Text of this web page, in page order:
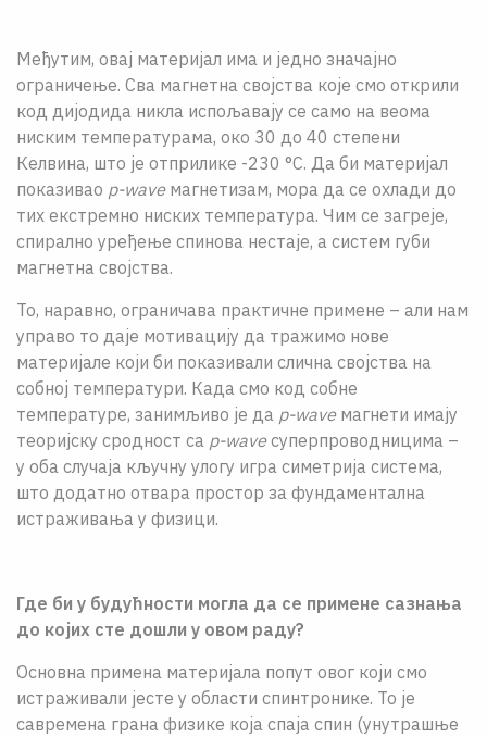
Међутим, овај материјал има и једно значајно
ограничење. Сва магнетна својства које смо открили
код дијодида никла испољавају се само на веома
ниским температурама, око 30 до 40 степени
Келвина, што је отприлике -230 °C. Да би материјал
показивао p-waveмагнетизам, мора да се охлади до
тих екстремно ниских температура. Чим се загреје,
спирално уређење спинова нестаје, а систем губи
магнетна својства.
То, наравно, ограничава практичне примене – али нам
управо то даје мотивацију да тражимо нове
материјале који би показивали слична својства на
собној температури. Када смо код собне
температуре, занимљиво је да p-waveмагнети имају
теоријску сродност са p-waveсуперпроводницима –
у оба случаја кључну улогу игра симетрија система,
што додатно отвара простор за фундаментална
истраживања у физици.
Где би у будућности могла да се примене сазнања
до којих сте дошли у овом раду?
Основна примена материјала попут овог који смо
истраживали јесте у области спинтронике. То је
савремена грана физике која спаја спин (унутрашње